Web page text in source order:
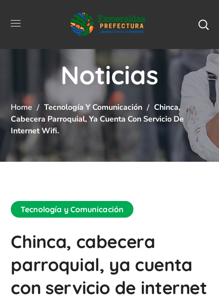
Noticias
Home Tecnología Y Comunicación
Chinca,
Cabecera Parroquial, Ya Cuenta Con Servicio De
Internet Wifi.
Tecnología y Comunicación
Chinca, cabecera
parroquial, ya cuenta
con servicio de internet